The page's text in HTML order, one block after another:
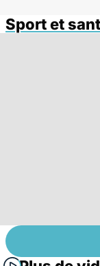
Sport et